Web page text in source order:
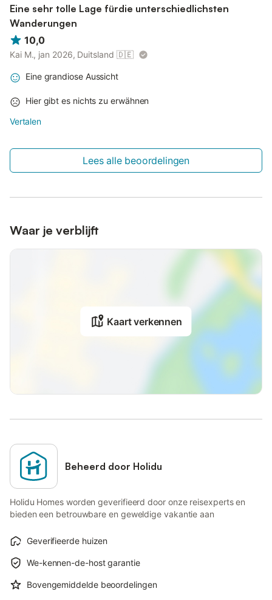
Eine sehr tolle Lage fürdie unterschiedlichsten
Wanderungen
10,0
Kai M., jan 2026, Duitsland 🇩🇪
Eine grandiose Aussicht
Hier gibt es nichts zu erwähnen
Vertalen
Lees alle beoordelingen
Waar je verblijft
Kaart verkennen
Beheerd door Holidu
Holidu Homes worden geverifieerd door onze reisexperts en
bieden een betrouwbare en geweldige vakantie aan
Geverifieerde huizen
We-kennen-de-host garantie
Bovengemiddelde beoordelingen